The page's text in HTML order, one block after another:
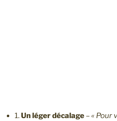
1.Un léger décalage –« Pour